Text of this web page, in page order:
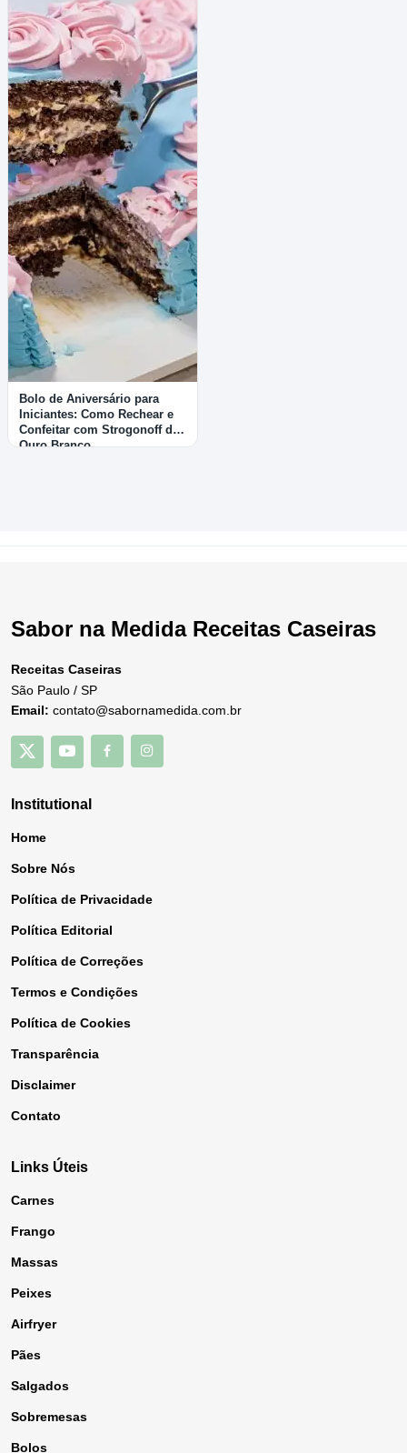
Bolo de Aniversário para
Iniciantes: Como Rechear e
Confeitar com Strogonoff de
Ouro Branco
Sabor na Medida Receitas Caseiras
Receitas Caseiras
São Paulo / SP
Email: contato@sabornamedida.com.br
Institutional
Home
Sobre Nós
Política de Privacidade
Política Editorial
Política de Correções
Termos e Condições
Política de Cookies
Transparência
Disclaimer
Contato
Links Úteis
Carnes
Frango
Massas
Peixes
Airfryer
Pães
Salgados
Sobremesas
Bolos